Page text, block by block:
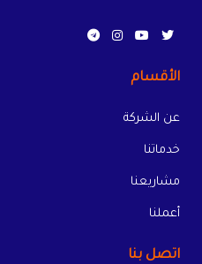
الأقسام
عن الشركة
خدماتنا
مشاريعنا
أعملنا
اتصل بنا